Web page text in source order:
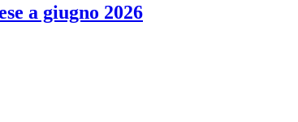
a giugno 2026